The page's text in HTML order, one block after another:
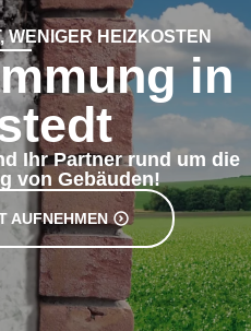
WENIGER HEIZKOSTEN
in
Ihr Partner rund um die
von Gebäuden!
AUFNEHMEN